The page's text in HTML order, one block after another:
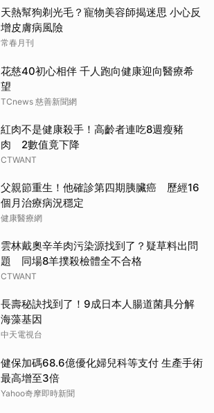
天熱幫狗剃光毛？寵物美容師揭迷思 小心反
增皮膚病風險
常春月刊
花慈40初心相伴 千人跑向健康迎向醫療希
望
TCnews 慈善新聞網
紅肉不是健康殺手！高齡者連吃8週瘦豬
肉 2數值竟下降
CTWANT
父親節重生！他確診第四期胰臟癌 歷經16
個月治療病況穩定
健康醫療網
雲林戴奧辛羊肉污染源找到了？疑草料出問
題 同場8羊撲殺檢體全不合格
CTWANT
長壽秘訣找到了！9成日本人腸道菌具分解
海藻基因
中天電視台
健保加碼68.6億優化婦兒科等支付 生產手術
最高增至3倍
Yahoo奇摩即時新聞